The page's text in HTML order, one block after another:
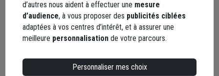
Livraison disponible selon stock agence
d’autres nous aident à effectuer une mesure
d’audience, à vous proposer des publicités ciblées
adaptées à vos centres d’intérêt, et à assurer une
meilleure personnalisation de votre parcours.
Personnaliser mes choix